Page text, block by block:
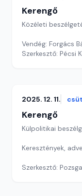
Kerengő
Közéleti
Vendég: Forgács
Szerkesztő: Pécsi
2025. 12. 11.
Kerengő
Külpolitikai
Keresztények,
Szerkesztő: